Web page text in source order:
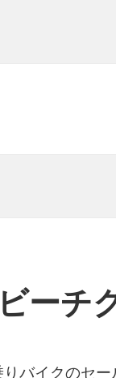
ーチ
バイクのセー